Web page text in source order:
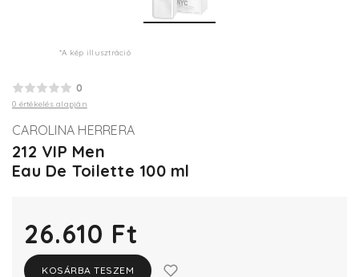
*A kép illusztráció
0
0 értékelés alapján
CAROLINA HERRERA
212 VIP Men
Eau De Toilette 100 ml
26.610 Ft
KOSÁRBA TESZEM